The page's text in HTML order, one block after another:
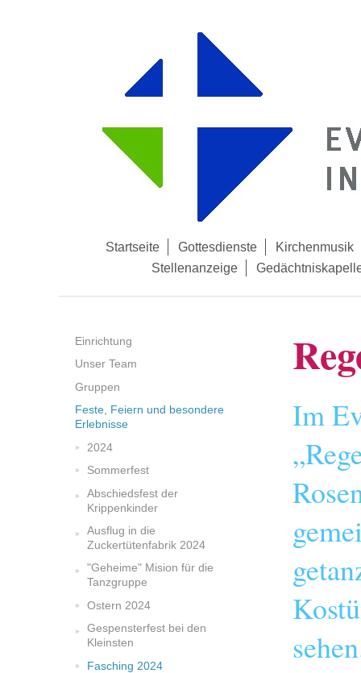
Startseite Gottesdienste
Kirchenmusik
Stellenanzeige
Im
Einrichtung
Unser Team
Gruppen
Feste, Feiern und besondere
Erlebnisse
2024
Sommerfest
Abschiedsfest der
Krippenkinder
Ausflug in die
Zuckertütenfabrik 2024
"Geheime" Mision für die
Tanzgruppe
Ostern 2024
Gespensterfest bei den
Kleinsten
Fasching 2024